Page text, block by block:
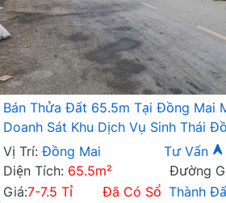
Bán Thửa Đất 65.5m Tại Đồng Mai
Doanh Sát Khu Dịch Vụ Sinh Thái
Vị Trí: Đồng Mai Tư Vấn
Diện Tích: 65.5m²
Đường
Giá:7-7.5 Tỉ Đã Có Sổ Thành